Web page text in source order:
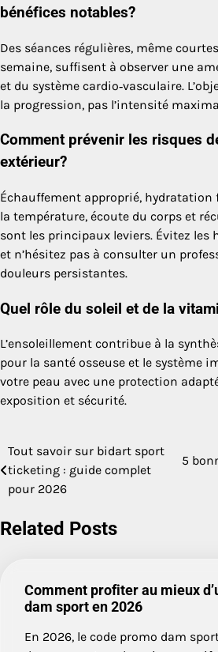
bénéfices notables?
Des séances régulières, même
semaine, suffisent à observer une
et du système cardio‑vasculaire.
la progression, pas l’intensité
Comment prévenir les risques
extérieur?
Échauffement approprié, hydratation
la température, écoute du corps et
sont les principaux leviers. Évitez les
et n’hésitez pas à consulter un
douleurs persistantes.
Quel rôle du soleil et de la
L’ensoleillement contribue à la
pour la santé osseuse et le système
votre peau avec une protection
exposition et sécurité.
Navigation
de
Tout savoir sur bidart sport
ticketing : guide complet
pour 2026
5
Related Posts
Comment profiter au mieux
dam sport en 2026
En 2026, le code promo dam